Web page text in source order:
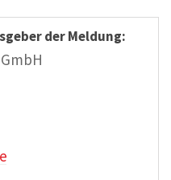
der Meldung: